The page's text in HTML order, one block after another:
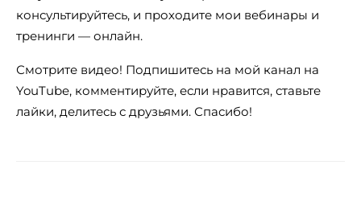
консультируйтесь, и проходите мои вебинары и
тренинги — онлайн.
Смотрите видео! Подпишитесь на мой канал на
YouTube, комментируйте, если нравится, ставьте
лайки, делитесь с друзьями. Спасибо!